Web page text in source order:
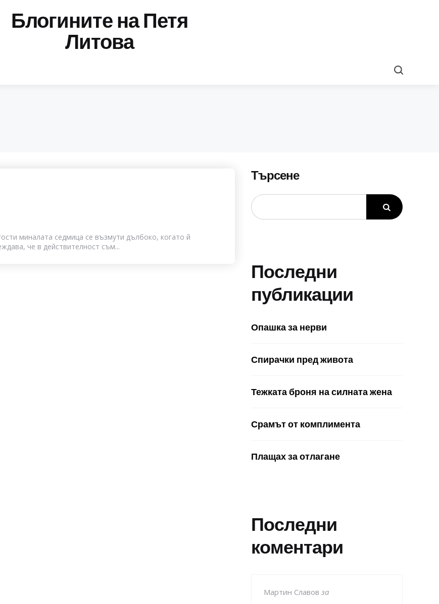
Блогините на Петя
Литова
миналата седмица се възмути дълбоко, когато й
че в действителност съм...
Търсене
Последни
публикации
Опашка за нерви
Спирачки пред живота
Тежката броня на силната жена
Срамът от комплимента
Плащах за отлагане
Последни
коментари
Мартин Славов за